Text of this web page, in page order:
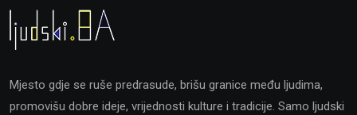
Mjesto gdje se ruše predrasude, brišu granice među ljudima,
promovišu dobre ideje, vrijednosti kulture i tradicije. Samo ljudski